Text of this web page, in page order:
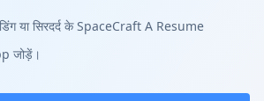
या सिरदर्द के SpaceCraft A Resume
जोड़ें।